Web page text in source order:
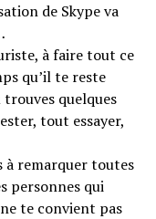
de Skype va
à faire tout ce
qu’il te reste
quelques
tout essayer,
à remarquer toutes
personnes qui
te convient pas